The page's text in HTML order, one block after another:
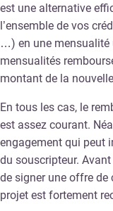
est une alternative
l’ensemble de vos
…) en une mensualité
mensualités
montant de la
En tous les cas, le
est assez courant.
engagement qui peut
du souscripteur.
de signer une offre
projet est fortement